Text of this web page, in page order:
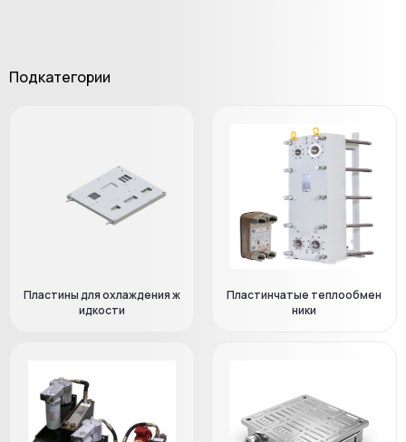
Подкатегории
Пластины для охлаждения ж
идкости
Пластинчатые теплообмен
ники